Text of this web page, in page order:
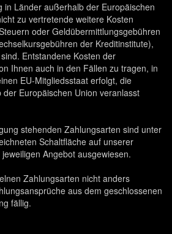
in Länder außerhalb der Europäischen
zu vertretende weitere Kosten
oder Geldübermittlungsgebühren
der Kreditinstitute),
Entstandene Kosten der
Ihnen auch in den Fällen zu tragen, in
EU-Mitgliedsstaat erfolgt, die
Europäischen Union veranlasst
stehenden Zahlungsarten sind unter
Schaltfläche auf unserer
Angebot ausgewiesen.
Zahlungsarten nicht anders
aus dem geschlossenen
fällig.